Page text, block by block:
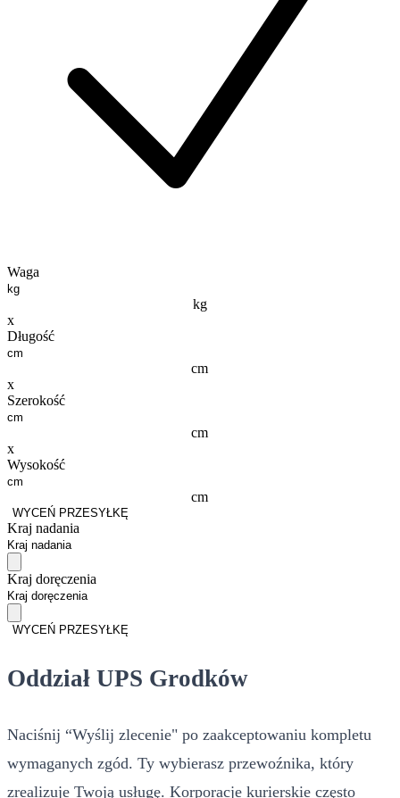
Waga
kg
x
Długość
cm
x
Szerokość
cm
x
Wysokość
cm
WYCEŃ PRZESYŁKĘ
Kraj nadania
Kraj doręczenia
WYCEŃ PRZESYŁKĘ
Oddział UPS Grodków
Naciśnij “Wyślij zlecenie" po zaakceptowaniu kompletu
wymaganych zgód. Ty wybierasz przewoźnika, który
zrealizuje Twoją usługę. Korporacje kurierskie często